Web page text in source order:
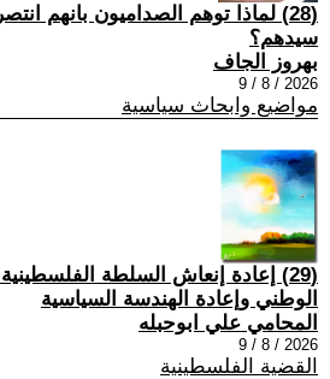
(28) ‏لماذا توهم الصداميون بانهم
سيدهم؟
بهروز الجاف
2026 / 8 / 9
مواضيع وابحاث سياسية
(29) إعادة إنعاش السلطة
الوطني وإعادة الهندسة السياسية
المحامي علي ابوحبله
2026 / 8 / 9
القضية الفلسطينية